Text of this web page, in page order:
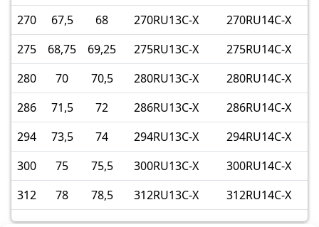
270
67,5 68 270RU13C-X
270RU14C-X
275
68,75 69,25 275RU13C-X
275RU14C-X
280
70 70,5 280RU13C-X
280RU14C-X
286
71,5 72 286RU13C-X
286RU14C-X
294
73,5 74 294RU13C-X
294RU14C-X
300
75 75,5 300RU13C-X
300RU14C-X
312
78 78,5 312RU13C-X 312RU14C-X